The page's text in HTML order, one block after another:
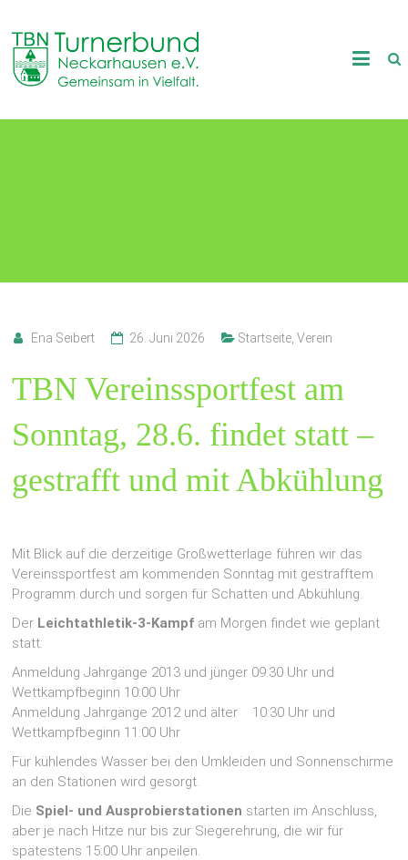
content
TB
Neckarhausen
Ena Seibert 26. Juni 2026 Startseite, Verein
TBN Vereinssportfest am
Sonntag, 28.6. findet statt –
gestrafft und mit Abkühlung
Mit Blick auf die derzeitige Großwetterlage führen wir das
Vereinssportfest am kommenden Sonntag mit gestrafftem
Programm durch und sorgen für Schatten und Abkühlung.
Der Leichtathletik-3-Kampf am Morgen findet wie geplant
statt:
Anmeldung Jahrgänge 2013 und jünger 09:30 Uhr und
Wettkampfbeginn 10:00 Uhr
Anmeldung Jahrgänge 2012 und älter 10:30 Uhr und
Wettkampfbeginn 11:00 Uhr
Für kühlendes Wasser bei den Umkleiden und Sonnenschirme
an den Stationen wird gesorgt.
Die Spiel- und Ausprobierstationen starten im Anschluss,
aber je nach Hitze nur bis zur Siegerehrung, die wir für
spätestens 15:00 Uhr anpeilen.